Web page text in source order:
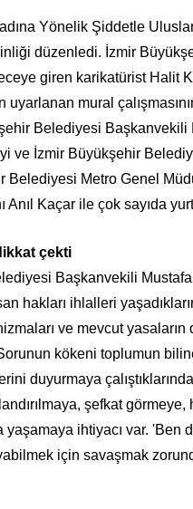
Yönelik Şiddetle
düzenledi. İzmir
giren karikatürist Halit
mural
Belediyesi
ve İzmir Büyükşehir
Belediyesi Metro Genel
Kaçar ile çok sayıda
çekti
Başkanvekili
hakları ihlalleri
ve mevcut
kökeni toplumun
duyurmaya
şefkat
ihtiyacı var. 'Ben
için savaşmak